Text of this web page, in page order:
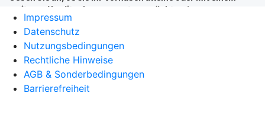
Impressum
Datenschutz
Nutzungsbedingungen
Rechtliche Hinweise
AGB & Sonderbedingungen
Barrierefreiheit